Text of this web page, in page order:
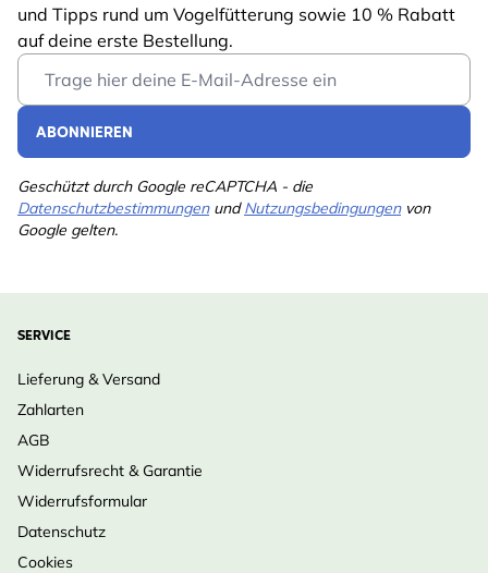
Farbe Grün, Orange
Material Kunststoff
und Tipps rund um Vogelfütterung sowie 10 % Rabatt
auf deine erste Bestellung.
Email Address
ABONNIEREN
Geschützt durch Google reCAPTCHA - die
DatenschutzbestimmungenundNutzungsbedingungenvon
Google gelten.
SERVICE
Lieferung & Versand
Zahlarten
AGB
Widerrufsrecht & Garantie
Widerrufsformular
Datenschutz
Cookies